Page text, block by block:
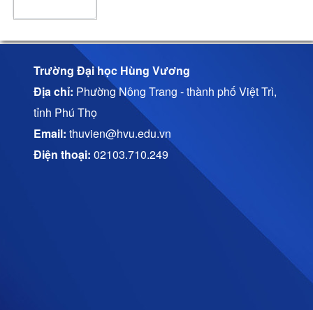
Trường Đại học Hùng Vương
Địa chỉ: Phường Nông Trang - thành phố Việt Trì,
tỉnh Phú Thọ
Email: thuvien@hvu.edu.vn
Điện thoại: 02103.710.249